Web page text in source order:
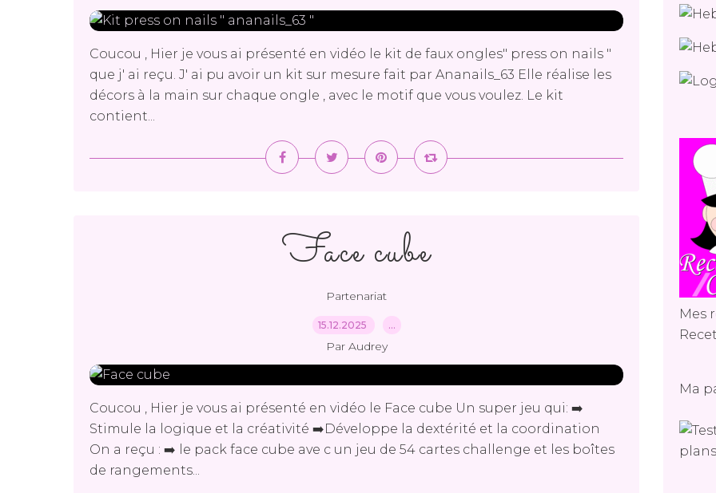
Coucou , Hier je vous ai présenté en vidéo le kit de faux ongles" press on nails "
que j' ai reçu. J' ai pu avoir un kit sur mesure fait par Ananails_63 Elle réalise les
décors à la main sur chaque ongle , avec le motif que vous voulez. Le kit
contient...
Face cube
Partenariat
15.12.2025 …
Par Audrey
Coucou , Hier je vous ai présenté en vidéo le Face cube Un super jeu qui: ➡️
Stimule la logique et la créativité ➡️Développe la dextérité et la coordination
On a reçu : ➡️ le pack face cube ave c un jeu de 54 cartes challenge et les boîtes
de rangements...
Mes
Ma